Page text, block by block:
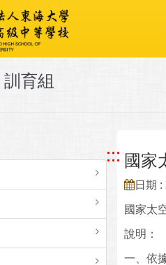
訓育組
::: 國家
日期 :
國家太
說明：
一、依